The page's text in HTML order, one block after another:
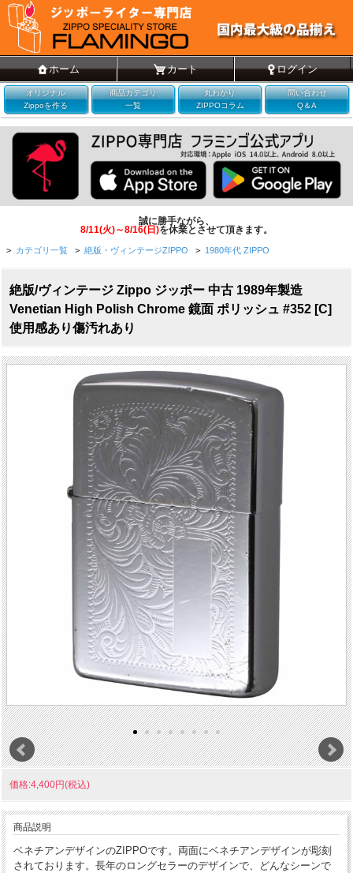
ホーム カート ログイン
オリジナル
Zippoを作る
商品カテゴリ
一覧
丸わかり
ZIPPOコラム
問い合わせ
Q＆A
誠に勝手ながら、
8/11(火)～8/16(日)を休業とさせて頂きます。
> カテゴリ一覧 > 絶版・ヴィンテージZIPPO > 1980年代 ZIPPO
絶版/ヴィンテージ Zippo ジッポー 中古 1989年製造
Venetian High Polish Chrome 鏡面 ポリッシュ #352 [C]
使用感あり傷汚れあり
価格:4,400円(税込)
商品説明
ベネチアンデザインのZIPPOです。両面にベネチアンデザインが彫刻
されております。長年のロングセラーのデザインで、どんなシーンで